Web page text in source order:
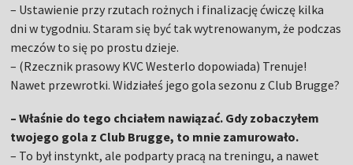
– Ustawienie przy rzutach rożnych i finalizację ćwiczę kilka
dni w tygodniu. Staram się być tak wytrenowanym, że podczas
meczów to się po prostu dzieje.
– (Rzecznik prasowy KVC Westerlo dopowiada) Trenuje!
Nawet przewrotki. Widziałeś jego gola sezonu z Club Brugge?
– Właśnie do tego chciałem nawiązać. Gdy zobaczyłem
twojego gola z Club Brugge, to mnie zamurowało.
– To był instynkt, ale podparty pracą na treningu, a nawet